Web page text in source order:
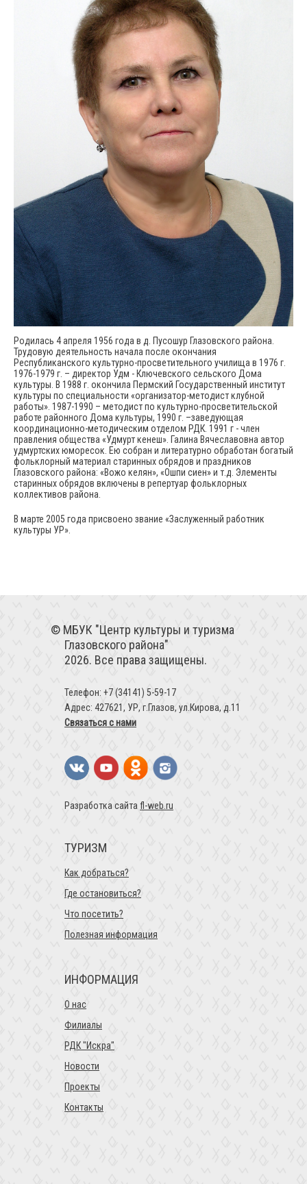
Родилась 4 апреля 1956 года в д. Пусошур Глазовского района.
Трудовую деятельность начала после окончания
Республиканского культурно-просветительного училища в 1976 г.
1976-1979 г. – директор Удм - Ключевского сельского Дома
культуры. В 1988 г. окончила Пермский Государственный институт
культуры по специальности «организатор-методист клубной
работы». 1987-1990 – методист по культурно-просветительской
работе районного Дома культуры, 1990 г. –заведующая
координационно-методическим отделом РДК. 1991 г - член
правления общества «Удмурт кенеш». Галина Вячеславовна автор
удмуртских юморесок. Ею собран и литературно обработан богатый
фольклорный материал старинных обрядов и праздников
Глазовского района: «Вожо келян», «Ошпи сиен» и т.д. Элементы
старинных обрядов включены в репертуар фольклорных
коллективов района.
В марте 2005 года присвоено звание «Заслуженный работник
культуры УР».
МБУК "Центр культуры и туризма
Глазовского района"
2026. Все права защищены.
Телефон: +7 (34141) 5-59-17
Адрес: 427621, УР, г.Глазов, ул.Кирова, д.11
Связаться с нами
Разработка сайта fl-web.ru
ТУРИЗМ
Как добраться?
Где остановиться?
Что посетить?
Полезная информация
ИНФОРМАЦИЯ
О нас
Филиалы
РДК "Искра"
Новости
Проекты
Контакты